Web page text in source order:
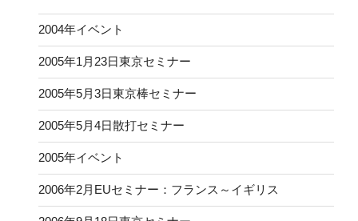
2004年イベント
2005年1月23日東京セミナー
2005年5月3日東京棒セミナー
2005年5月4日散打セミナー
2005年イベント
2006年2月EUセミナー：フランス～イギリス